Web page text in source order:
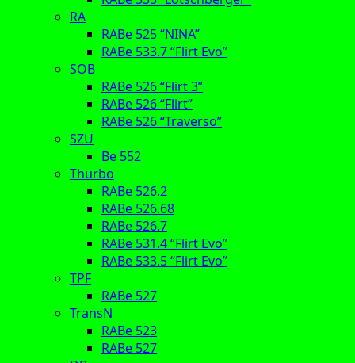
RA
RABe 525 “NINA”
RABe 533.7 “Flirt Evo”
SOB
RABe 526 “Flirt 3”
RABe 526 “Flirt”
RABe 526 “Traverso”
SZU
Be 552
Thurbo
RABe 526.2
RABe 526.68
RABe 526.7
RABe 531.4 “Flirt Evo”
RABe 533.5 “Flirt Evo”
TPF
RABe 527
TransN
RABe 523
RABe 527